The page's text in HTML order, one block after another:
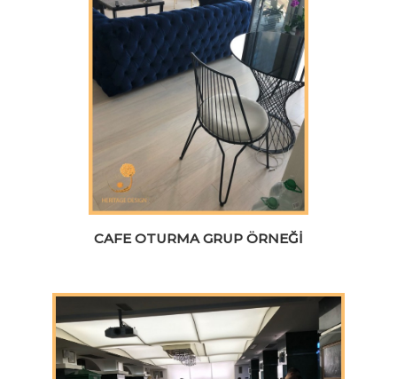
CAFE OTURMA GRUP ÖRNEĞI